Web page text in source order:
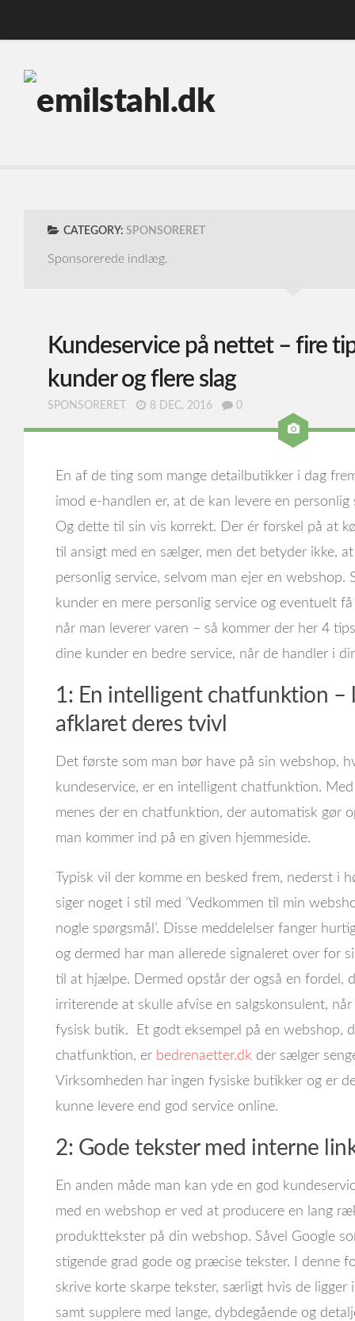
Freelance arbejde
Blog
CATEGORY: SPONSORERET
Sponsorerede indlæg.
Kundeservice på nettet – fire
kunder og flere slag
SPONSORERET 8 DEC, 2016 0
En af de ting som mange detailbutikker i dag
imod e-handlen er, at de kan levere en
Og dette til sin vis korrekt. Der ér forskel på at
til ansigt med en sælger, men det betyder ikke,
personlig service, selvom man ejer en webshop.
kunder en mere personlig service og eventuelt
når man leverer varen – så kommer der her 4
dine kunder en bedre service, når de handler i
1: En intelligent chatfunktion –
afklaret deres tvivl
Det første som man bør have på sin webshop,
kundeservice, er en intelligent chatfunktion.
menes der en chatfunktion, der automatisk gør
man kommer ind på en given hjemmeside.
Typisk vil der komme en besked frem, nederst i
siger noget i stil med ’Vedkommen til min
nogle spørgsmål’. Disse meddelelser fanger
og dermed har man allerede signaleret over for
til at hjælpe. Dermed opstår der også en fordel,
irriterende at skulle afvise en salgskonsulent,
fysisk butik. Et godt eksempel på en webshop,
chatfunktion, er bedrenaetter.dk der sælger
Virksomheden har ingen fysiske butikker og er
kunne levere end god service online.
2: Gode tekster med interne
En anden måde man kan yde en god
med en webshop er ved at producere en lang
produkttekster på din webshop. Såvel Google
stigende grad gode og præcise tekster. I denne
skrive korte skarpe tekster, særligt hvis de ligger
samt supplere med lange, dybdegående og